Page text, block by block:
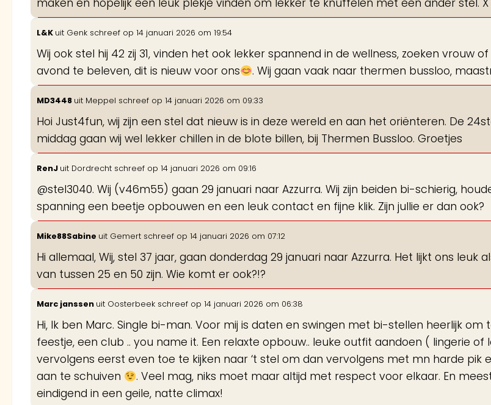
maken en hopelijk een leuk plekje vinden om lekker te knuffelen met een ander stel. X
L&K uit Genk schreef op 14 januari 2026 om 19:54
Wij ook stel hij 42 zij 31, vinden het ook lekker spannend in de wellness, zoeken vrouw
avond te beleven, dit is nieuw voor ons
. Wij gaan vaak naar thermen bussloo,
MD3448 uit Meppel schreef op 14 januari 2026 om 09:33
Hoi Just4fun, wij zijn een stel dat nieuw is in deze wereld en aan het oriënteren. De
middag gaan wij wel lekker chillen in de blote billen, bij Thermen Bussloo. Groetjes
RenJ uit Dordrecht schreef op 14 januari 2026 om 09:16
@stel3040. Wij (v46m55) gaan 29 januari naar Azzurra. Wij zijn beiden bi-schierig,
spanning een beetje opbouwen en een leuk contact en fijne klik. Zijn jullie er dan ook?
Mike88Sabine uit Gemert schreef op 14 januari 2026 om 07:12
Hi allemaal, Wij, stel 37 jaar, gaan donderdag 29 januari naar Azzurra. Het lijkt ons leuk
van tussen 25 en 50 zijn. Wie komt er ook?!?
Marc janssen uit Oosterbeek schreef op 14 januari 2026 om 06:38
Hi, Ik ben Marc. Single bi-man. Voor mij is daten en swingen met bi-stellen heerlijk om
feestje, een club .. you name it. Een relaxte opbouw.. leuke outfit aandoen ( lingerie of
vervolgens eerst even toe te kijken naar ‘t stel om dan vervolgens met mn harde pik
aan te schuiven
. Veel mag, niks moet maar altijd met respect voor elkaar. En
eindigend in een geile, natte climax!